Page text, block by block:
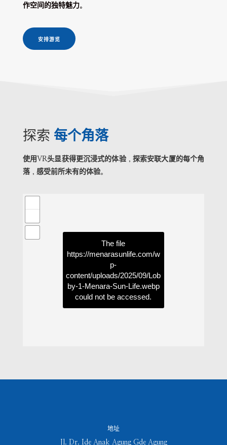
作空间的独特魅力。
⠀安排游览⠀
探索 每个角落
使用VR头显获得更沉浸式的体验，探索安联大厦的每个角
落，感受前所未有的体验。
The file
https://menarasunlife.com/w
p-
content/uploads/2025/09/Lob
by-1-Menara-Sun-Life.webp
could not be accessed.
地址
Jl. Dr. Ide Anak Agung Gde Agung